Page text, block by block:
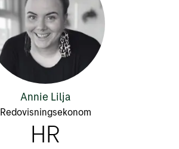
Annie Lilja
Redovisningsekonom
HR